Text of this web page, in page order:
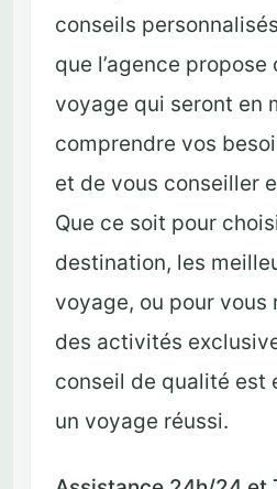
conseils
que l’agence
voyage qui seront en
comprendre vos
et de vous conseiller
Que ce soit pour
destination, les
voyage, ou pour vous
des activités
conseil de qualité est
un voyage réussi.